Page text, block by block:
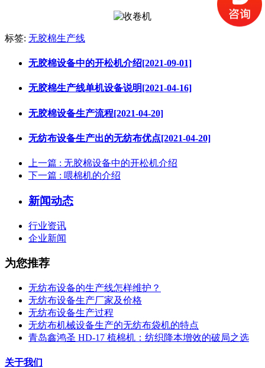
标签: 无胶棉生产线
无胶棉设备中的开松机介绍[2021-09-01]
无胶棉生产线单机设备说明[2021-04-16]
无胶棉设备生产流程[2021-04-20]
无纺布设备生产出的无纺布优点[2021-04-20]
上一篇 : 无胶棉设备中的开松机介绍
下一篇 : 喂棉机的介绍
新闻动态
行业资讯
企业新闻
为您推荐
无纺布设备的生产线怎样维护？
无纺布设备生产厂家及价格
无纺布设备生产过程
无纺布机械设备生产的无纺布袋机的特点
青岛鑫鸿圣 HD-17 梳棉机：纺织降本增效的破局之选
关于我们